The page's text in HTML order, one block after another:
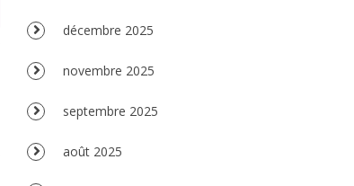
décembre 2025
novembre 2025
septembre 2025
août 2025